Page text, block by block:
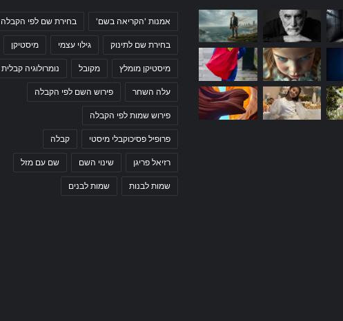
אמנות 'הקריאה בשם' בחירת שם לפי הקבלה
בחירת שם לתינוק גילוי עצמי מיסטיקן
מיסטיקן מומלץ מקובל נומרולוגיה קבלית
עלה השחר פירוש השם לפי הקבלה
פירוש שמות לפי הקבלה
פרופיל פסיכוקבלי מיסטי קבלה
רזיאל פריגן שינוי השם שם עם מזל
שמות לבנות שמות לבנים